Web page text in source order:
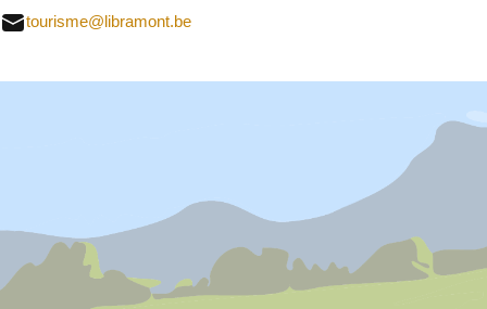
tourisme@libramont.be